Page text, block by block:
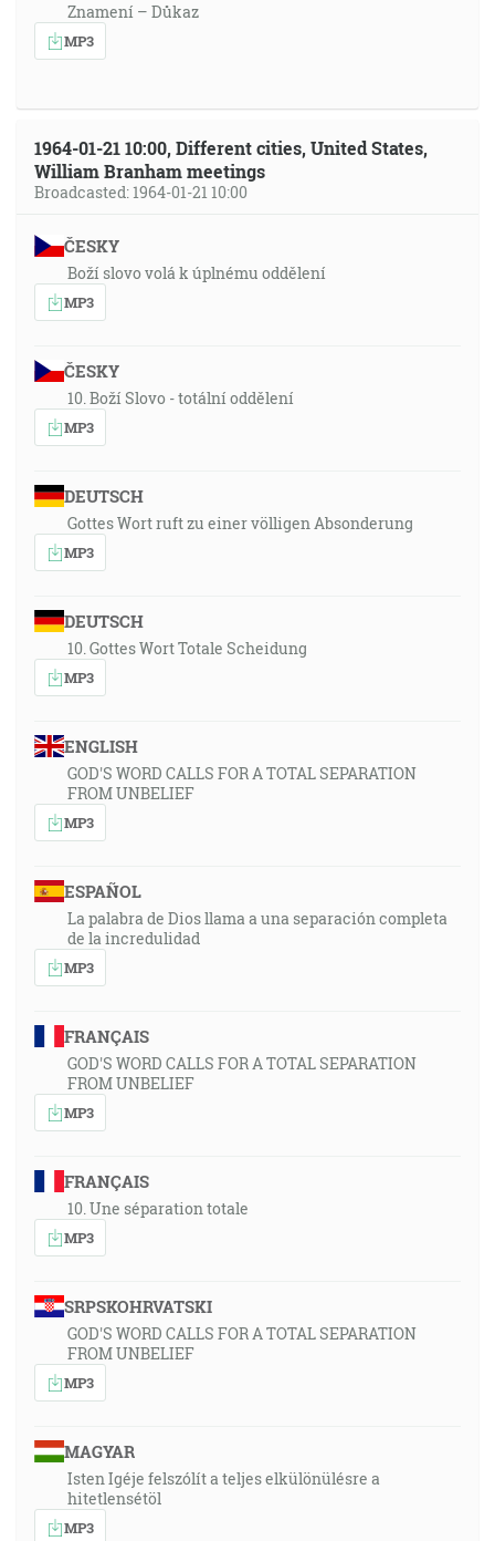
Znamení – Důkaz
MP3
1964-01-21 10:00, Different cities, United States,
William Branham meetings
Broadcasted: 1964-01-21 10:00
ČESKY
Boží slovo volá k úplnému oddělení
MP3
ČESKY
10. Boží Slovo - totální oddělení
MP3
DEUTSCH
Gottes Wort ruft zu einer völligen Absonderung
MP3
DEUTSCH
10. Gottes Wort Totale Scheidung
MP3
ENGLISH
GOD'S WORD CALLS FOR A TOTAL SEPARATION
FROM UNBELIEF
MP3
ESPAÑOL
La palabra de Dios llama a una separación completa
de la incredulidad
MP3
FRANÇAIS
GOD'S WORD CALLS FOR A TOTAL SEPARATION
FROM UNBELIEF
MP3
FRANÇAIS
10. Une séparation totale
MP3
SRPSKOHRVATSKI
GOD'S WORD CALLS FOR A TOTAL SEPARATION
FROM UNBELIEF
MP3
MAGYAR
Isten Igéje felszólít a teljes elkülönülésre a
hitetlensétöl
MP3